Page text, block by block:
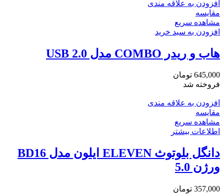
افزودن به علاقه مندی
مقایسه
مشاهده سریع
افزودن به سبد خرید
هاب و ریدر COMBO مدل USB 2.0
645,000 تومان
فروخته شد
افزودن به علاقه مندی
مقایسه
مشاهده سریع
اطلاعات بیشتر
دانگل بلوتوث ELEVEN ایلون مدل BD16
ورژن 5.0
357,000 تومان